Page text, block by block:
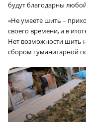
будут благодарны
«Не умеете шить –
своего времени, а в
Нет возможности шить
сбором гуманитарной